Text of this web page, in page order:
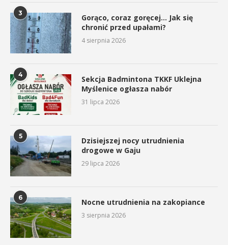
3
Gorąco, coraz goręcej… Jak się
chronić przed upałami?
4 sierpnia 2026
4
Sekcja Badmintona TKKF Uklejna
Myślenice ogłasza nabór
31 lipca 2026
5
Dzisiejszej nocy utrudnienia
drogowe w Gaju
29 lipca 2026
6 Nocne utrudnienia na zakopiance
3 sierpnia 2026